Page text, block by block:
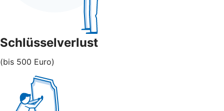
Schlüsselverlust
(bis 500 Euro)